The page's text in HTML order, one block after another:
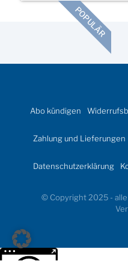
POPULÄR
Abo kündigen
Zahlung und Lieferungen
Datenschutzerklärung
© Copyright 2025 -
Weitere Informationen über den